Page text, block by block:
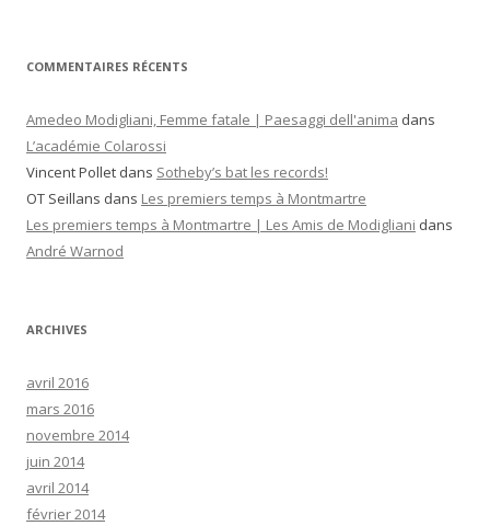
COMMENTAIRES RÉCENTS
Amedeo Modigliani, Femme fatale | Paesaggi dell'anima dans
L’académie Colarossi
Vincent Pollet dans Sotheby’s bat les records!
OT Seillans dans Les premiers temps à Montmartre
Les premiers temps à Montmartre | Les Amis de Modigliani dans
André Warnod
ARCHIVES
avril 2016
mars 2016
novembre 2014
juin 2014
avril 2014
février 2014